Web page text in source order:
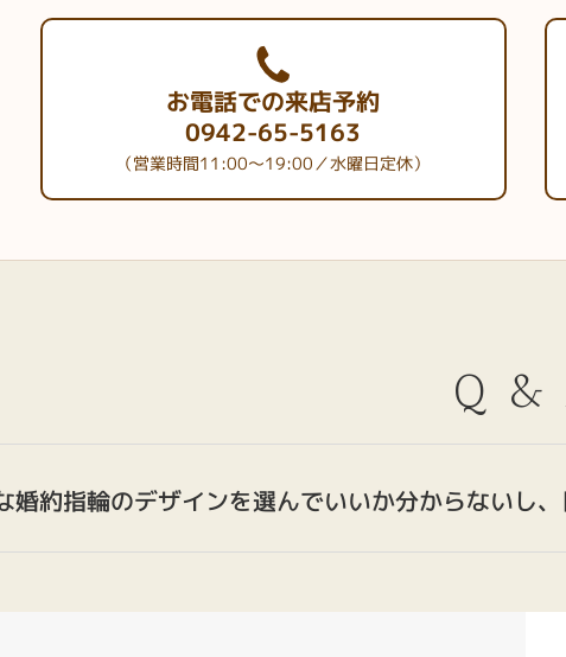
お電話での来店予約
0942-65-5163
（営業時間11:00～19:00／水曜日定休）
Q &
婚約指輪のデザインを選んでいいか分からないし
心ください。CHARISでは様々なバリエーションの